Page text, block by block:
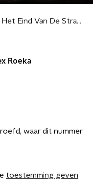
Het Nachtcafé Aan Het Eind Van De Straat
Roeka
waar dit nummer
toestemming geven